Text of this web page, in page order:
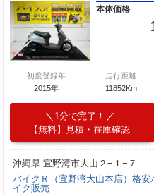
本体価格
初度登録年
2015年
走行距離
11852Km
1分で完了！
【無料】見積・在庫確認
沖縄県 宜野湾市大山２−１−７
バイクＲ（宜野湾大山本店）格安
イク販売